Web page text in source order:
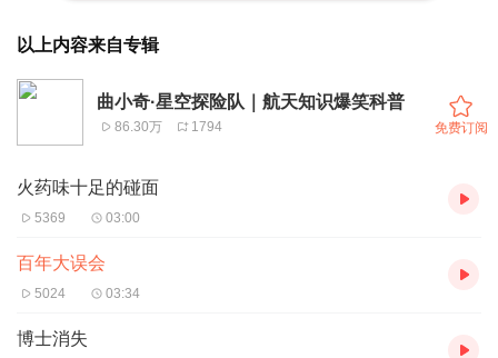
以上内容来自专辑
曲小奇·星空探险队｜航天知识爆笑科普
86.30万 1794 免费订阅
火药味十足的碰面
5369 03:00
百年大误会
5024 03:34
博士消失